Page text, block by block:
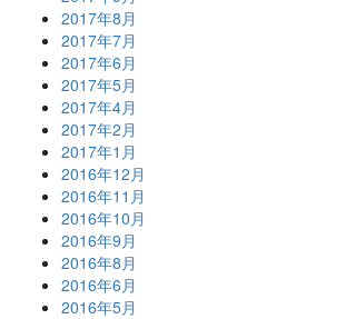
2017年8月
2017年7月
2017年6月
2017年5月
2017年4月
2017年2月
2017年1月
2016年12月
2016年11月
2016年10月
2016年9月
2016年8月
2016年6月
2016年5月